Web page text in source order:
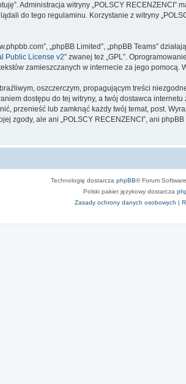
Administracja witryny „POLSCY
do tego regulaminu. Korzystanie z witryny
„phpBB Limited”, „phpBB Teams”
Public License v2” zwanej też „GPL”.
zamieszczanych w internecie za jego pomocą.
oszczerczym, propagującym treści
dostępu do tej witryny, a twój dostawca
przenieść lub zamknąć każdy twój temat, post.
zgody, ale ani „POLSCY RECENZENCI”, ani
Technologię dostarcza phpBB® Forum
Polski pakiet językowy dostarcza
Zasady ochrony danych osobowych |